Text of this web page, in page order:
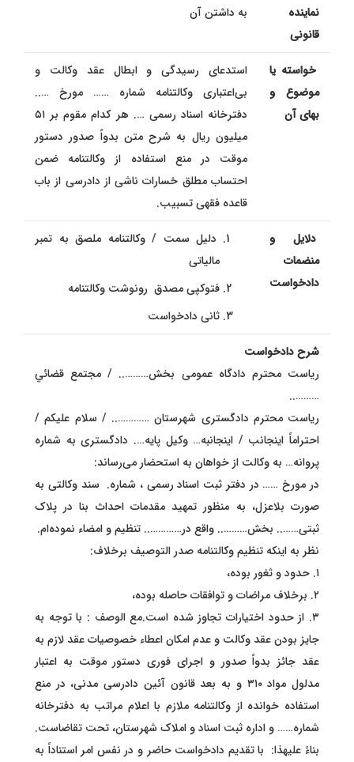
نماینده
قانونی
به داشتن آن
خواسته یا
موضوع و
بهای آن
استدعای رسیدگی و ابطال عقد وکالت و
بی‌اعتباری وکالتنامه شماره …… مورخ …..
دفترخانه اسناد رسمی …. هر کدام مقوم بر ۵۱
میلیون ریال به شرح متن بدواً صدور دستور
موقت در منع استفاده از وکالتنامه ضمن
احتساب مطلق خسارات ناشی از دادرسی از باب
قاعده فقهی تسبیب.
دلایل و
منضمات
دادخواست
دلیل سمت / وکالتنامه ملصق به تمبر
مالیاتی
فتوکپی مصدق رونوشت وکالتنامه
ثانی دادخواست
شرح دادخواست
ریاست محترم دادگاه عمومی بخش……….. / مجتمع قضائي
………..
ریاست محترم دادگستری شهرستان ………….. / سلام علیکم /
احتراماً اینجانب / اینجانبه… وکیل پایه…. دادگستری به شماره
پروانه… به وکالت از خواهان به استحضار می‌رساند:
در مورخ …… در دفتر ثبت اسناد رسمی ، شماره. سند وکالتی به
صورت بلاعزل، به منظور تمهید مقدمات احداث بنا در پلاک
ثبتی…….. بخش……….. واقع در………….. تنظیم و امضاء نموده‌ام.
نظر به اینکه تنظیم وکالتنامه صدر التوصیف برخلاف:
۱. حدود و ثغور بوده،
۲. برخلاف مراضات و توافقات حاصله بوده،
۳. از حدود اختیارات تجاوز شده است.مع الوصف : با توجه به
جایز بودن عقد وکالت و عدم امکان اعطاء خصوصیات عقد لازم به
عقد جائز بدواً صدور و اجرای فوری دستور موقت به اعتبار
مدلول مواد ۳۱۰ و به بعد قانون آئین دادرسی مدنی، در منع
استفاده خوانده از وکالتنامه ملازم با اعلام مراتب به دفترخانه
شماره…… و اداره ثبت اسناد و املاک شهرستان، تحت تقاضاست.
بناءً علیهذا: با تقدیم دادخواست حاضر و در نفس امر استناداً به